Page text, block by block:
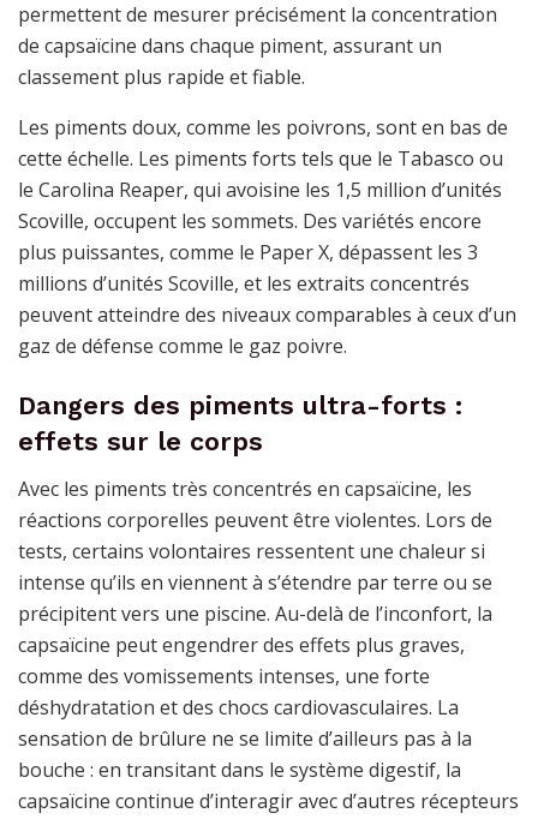
permettent de mesurer précisément la concentration
de capsaïcine dans chaque piment, assurant un
classement plus rapide et fiable.
Les piments doux, comme les poivrons, sont en bas de
cette échelle. Les piments forts tels que le Tabasco ou
le Carolina Reaper, qui avoisine les 1,5 million d’unités
Scoville, occupent les sommets. Des variétés encore
plus puissantes, comme le Paper X, dépassent les 3
millions d’unités Scoville, et les extraits concentrés
peuvent atteindre des niveaux comparables à ceux d’un
gaz de défense comme le gaz poivre.
Dangers des piments ultra-forts :
effets sur le corps
Avec les piments très concentrés en capsaïcine, les
réactions corporelles peuvent être violentes. Lors de
tests, certains volontaires ressentent une chaleur si
intense qu’ils en viennent à s’étendre par terre ou se
précipitent vers une piscine. Au-delà de l’inconfort, la
capsaïcine peut engendrer des effets plus graves,
comme des vomissements intenses, une forte
déshydratation et des chocs cardiovasculaires. La
sensation de brûlure ne se limite d’ailleurs pas à la
bouche : en transitant dans le système digestif, la
capsaïcine continue d’interagir avec d’autres récepteurs